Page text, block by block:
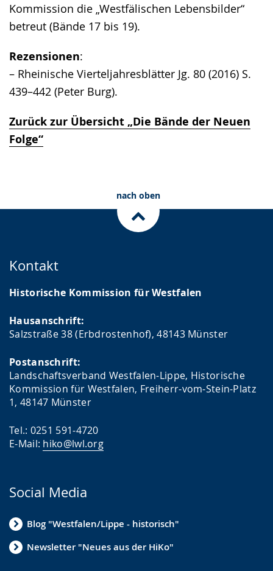
Kommission die „Westfälischen Lebensbilder“
betreut (Bände 17 bis 19).
Rezensionen:
– Rheinische Vierteljahresblätter Jg. 80 (2016) S.
439–442 (Peter Burg).
Zurück zur Übersicht „Die Bände der Neuen
Folge“
nach oben
Kontakt
Historische Kommission für Westfalen
Hausanschrift:
Salzstraße 38 (Erbdrostenhof), 48143 Münster
Postanschrift:
Landschaftsverband Westfalen-Lippe, Historische
Kommission für Westfalen, Freiherr-vom-Stein-Platz
1, 48147 Münster
Tel.: 0251 591-4720
E-Mail: hiko@lwl.org
Social Media
Blog "Westfalen/Lippe - historisch"
Newsletter "Neues aus der HiKo"